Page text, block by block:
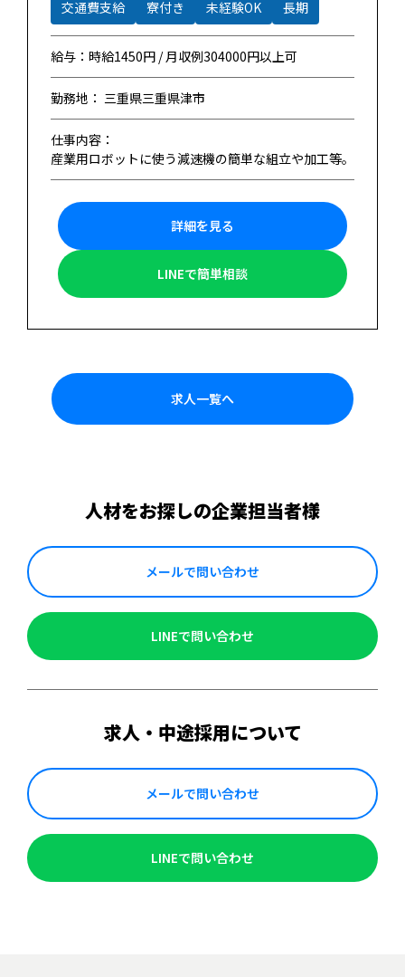
交通費支給 寮付き 未経験OK 長期
給与：時給1450円 / 月収例304000円以上可
勤務地： 三重県三重県津市
仕事内容：
産業用ロボットに使う減速機の簡単な組立や加工等。
詳細を見る
LINEで簡単相談
求人一覧へ
人材をお探しの企業担当者様
メールで問い合わせ
LINEで問い合わせ
求人・中途採用について
メールで問い合わせ
LINEで問い合わせ